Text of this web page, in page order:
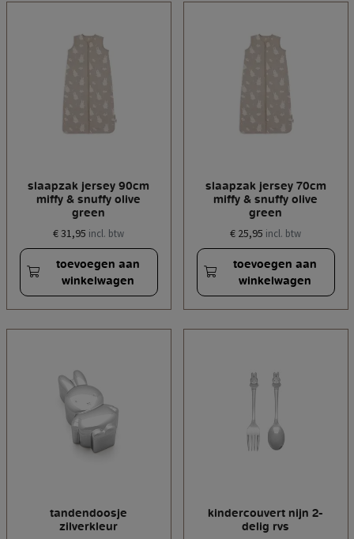
slaapzak jersey 90cm
miffy & snuffy olive
green
€ 31,95 incl. btw
toevoegen aan
winkelwagen
slaapzak jersey 70cm
miffy & snuffy olive
green
€ 25,95 incl. btw
toevoegen aan
winkelwagen
tandendoosje
zilverkleur
kindercouvert nijn 2-
delig rvs